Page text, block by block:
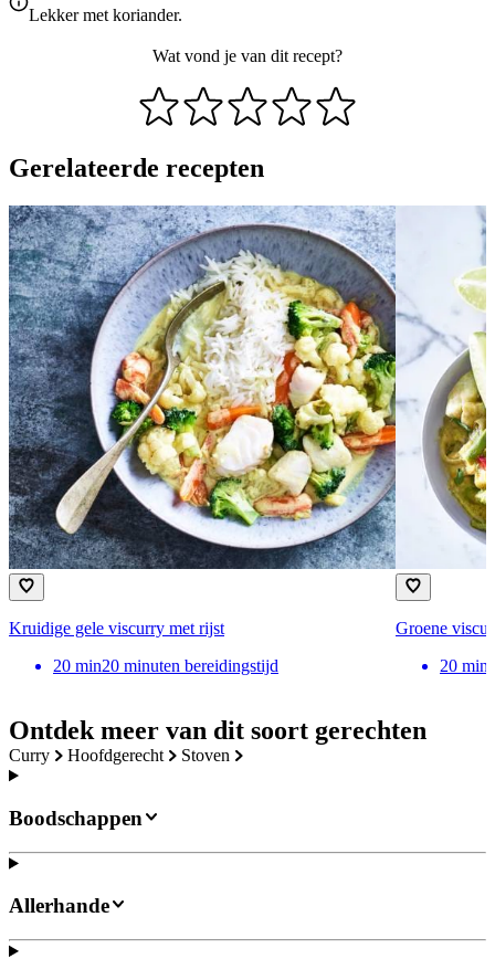
Ontdek meer van dit soort gerechten
curry hoofdgerecht stoven
Lekker met koriander.
Wat vond je van dit recept?
Gerelateerde recepten
Kruidige gele viscurry met rijst
20 min20 minuten bereidingstijd
Groene
20 min
Boodschappen
Allerhande